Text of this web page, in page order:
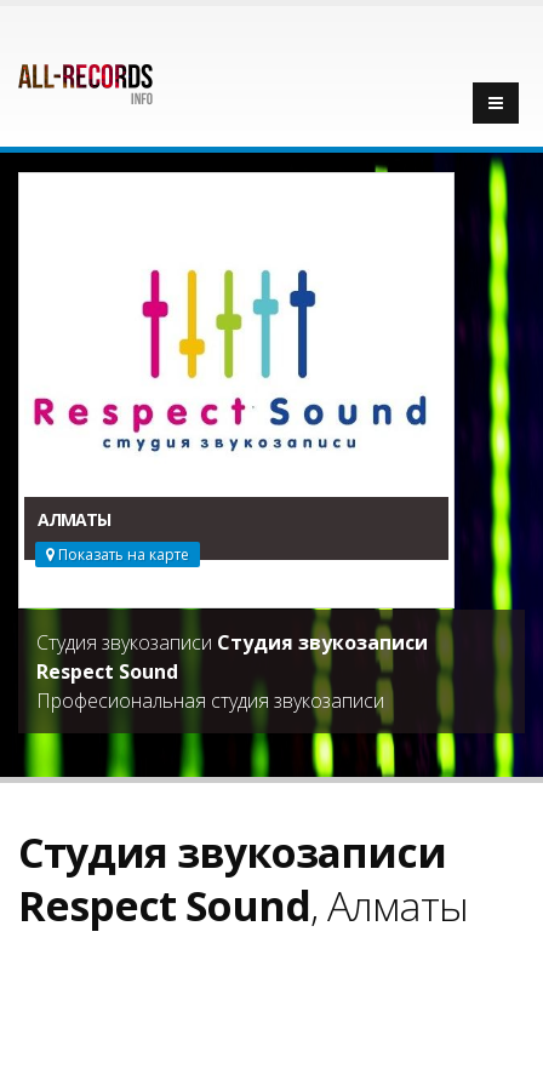
АЛМАТЫ
Показать на карте
Студия звукозаписи Студия звукозаписи
Respect Sound
Професиональная студия звукозаписи
Студия звукозаписи
Respect Sound, Алматы